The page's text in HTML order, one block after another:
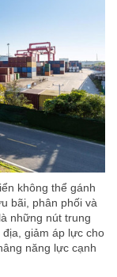
không thể gánh
bãi, phân phối và
những nút trung
giảm áp lực cho
năng lực cạnh